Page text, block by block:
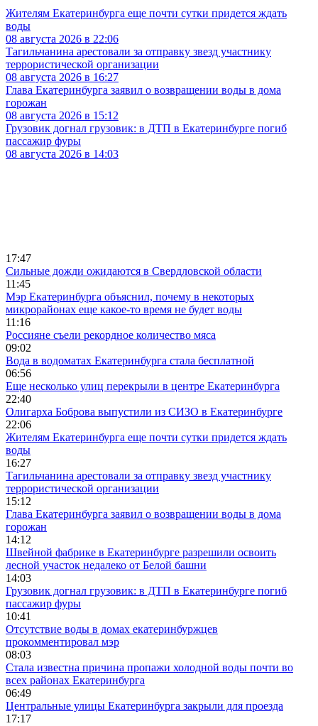
Жителям Екатеринбурга еще почти сутки придется ждать
воды
08 августа 2026 в 22:06
Тагильчанина арестовали за отправку звезд участнику
террористической организации
08 августа 2026 в 16:27
Глава Екатеринбурга заявил о возвращении воды в дома
горожан
08 августа 2026 в 15:12
Грузовик догнал грузовик: в ДТП в Екатеринбурге погиб
пассажир фуры
08 августа 2026 в 14:03
17:47
Сильные дожди ожидаются в Свердловской области
11:45
Мэр Екатеринбурга объяснил, почему в некоторых
микрорайонах еще какое-то время не будет воды
11:16
Россияне съели рекордное количество мяса
09:02
Вода в водоматах Екатеринбурга стала бесплатной
06:56
Еще несколько улиц перекрыли в центре Екатеринбурга
22:40
Олигарха Боброва выпустили из СИЗО в Екатеринбурге
22:06
Жителям Екатеринбурга еще почти сутки придется ждать
воды
16:27
Тагильчанина арестовали за отправку звезд участнику
террористической организации
15:12
Глава Екатеринбурга заявил о возвращении воды в дома
горожан
14:12
Швейной фабрике в Екатеринбурге разрешили освоить
лесной участок недалеко от Белой башни
14:03
Грузовик догнал грузовик: в ДТП в Екатеринбурге погиб
пассажир фуры
10:41
Отсутствие воды в домах екатеринбуржцев
прокомментировал мэр
08:03
Стала известна причина пропажи холодной воды почти во
всех районах Екатеринбурга
06:49
Центральные улицы Екатеринбурга закрыли для проезда
17:17